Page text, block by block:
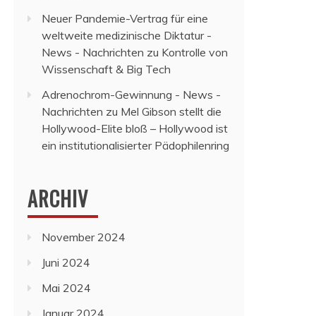
Neuer Pandemie-Vertrag für eine
weltweite medizinische Diktatur -
News - Nachrichten zu Kontrolle von
Wissenschaft & Big Tech
Adrenochrom-Gewinnung - News -
Nachrichten zu Mel Gibson stellt die
Hollywood-Elite bloß – Hollywood ist
ein institutionalisierter Pädophilenring
ARCHIV
November 2024
Juni 2024
Mai 2024
Januar 2024